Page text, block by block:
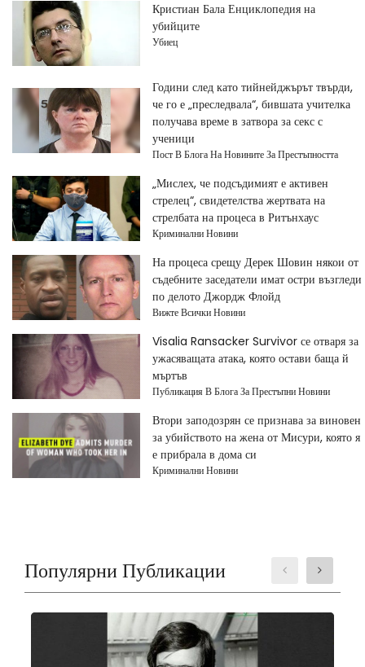
Кристиан Бала Енциклопедия на
убийците
Убиец
Години след като тийнейджърът твърди,
че го е „преследвала“, бившата учителка
получава време в затвора за секс с
ученици
Пост В Блога На Новините За Престъпността
„Мислех, че подсъдимият е активен
стрелец“, свидетелства жертвата на
стрелбата на процеса в Ритънхаус
Криминални Новини
На процеса срещу Дерек Шовин някои от
съдебните заседатели имат остри възгледи
по делото Джордж Флойд
Вижте Всички Новини
Visalia Ransacker Survivor се отваря за
ужасяващата атака, която остави баща й
мъртъв
Публикация В Блога За Престъпни Новини
Втори заподозрян се признава за виновен
за убийството на жена от Мисури, която я
е прибрала в дома си
Криминални Новини
Популярни Публикации